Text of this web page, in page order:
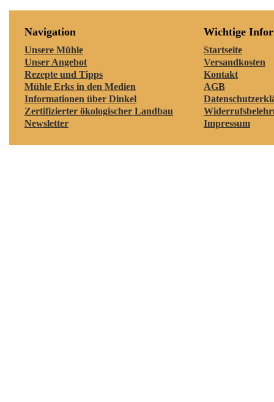
Navigation
Unsere Mühle
Unser Angebot
Rezepte und Tipps
Mühle Erks in den Medien
Informationen über Dinkel
Zertifizierter ökologischer Landbau
Newsletter
Wichtige
Startseite
Versandkosten
Kontakt
AGB
Impressum